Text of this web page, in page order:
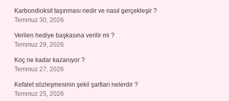
Karbondioksit taşınması nedir ve nasıl gerçekleşir ?
Temmuz 30, 2026
Verilen hediye başkasına verilir mi ?
Temmuz 29, 2026
Koç ne kadar kazanıyor ?
Temmuz 27, 2026
Kefalet sözleşmesinin şekil şartları nelerdir ?
Temmuz 25, 2026